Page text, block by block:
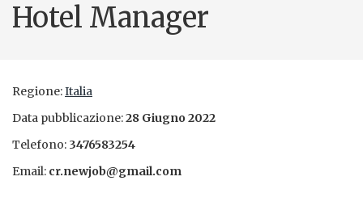
Hotel Manager
Regione:Italia
Data pubblicazione:28 Giugno 2022
Telefono: 3476583254
Email: cr.newjob@gmail.com